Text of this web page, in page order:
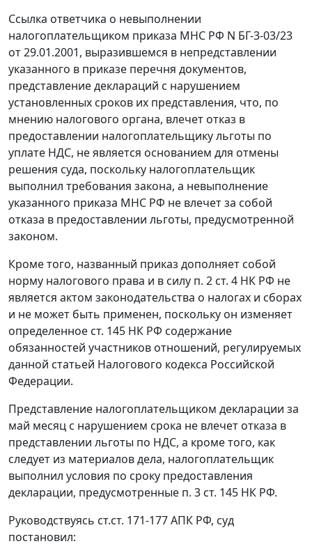
Ссылка ответчика о невыполнении
налогоплательщиком приказа МНС РФ N БГ-3-03/23
от 29.01.2001, выразившемся в непредставлении
указанного в приказе перечня документов,
представление деклараций с нарушением
установленных сроков их представления, что, по
мнению налогового органа, влечет отказ в
предоставлении налогоплательщику льготы по
уплате НДС, не является основанием для отмены
решения суда, поскольку налогоплательщик
выполнил требования закона, а невыполнение
указанного приказа МНС РФ не влечет за собой
отказа в предоставлении льготы, предусмотренной
законом.
Кроме того, названный приказ дополняет собой
норму налогового права и в силу п. 2 ст. 4 НК РФ не
является актом законодательства о налогах и сборах
и не может быть применен, поскольку он изменяет
определенное ст. 145 НК РФ содержание
обязанностей участников отношений, регулируемых
данной статьей Налогового кодекса Российской
Федерации.
Представление налогоплательщиком декларации за
май месяц с нарушением срока не влечет отказа в
представлении льготы по НДС, а кроме того, как
следует из материалов дела, налогоплательщик
выполнил условия по сроку предоставления
декларации, предусмотренные п. 3 ст. 145 НК РФ.
Руководствуясь ст.ст. 171-177АПК РФ, суд
постановил: